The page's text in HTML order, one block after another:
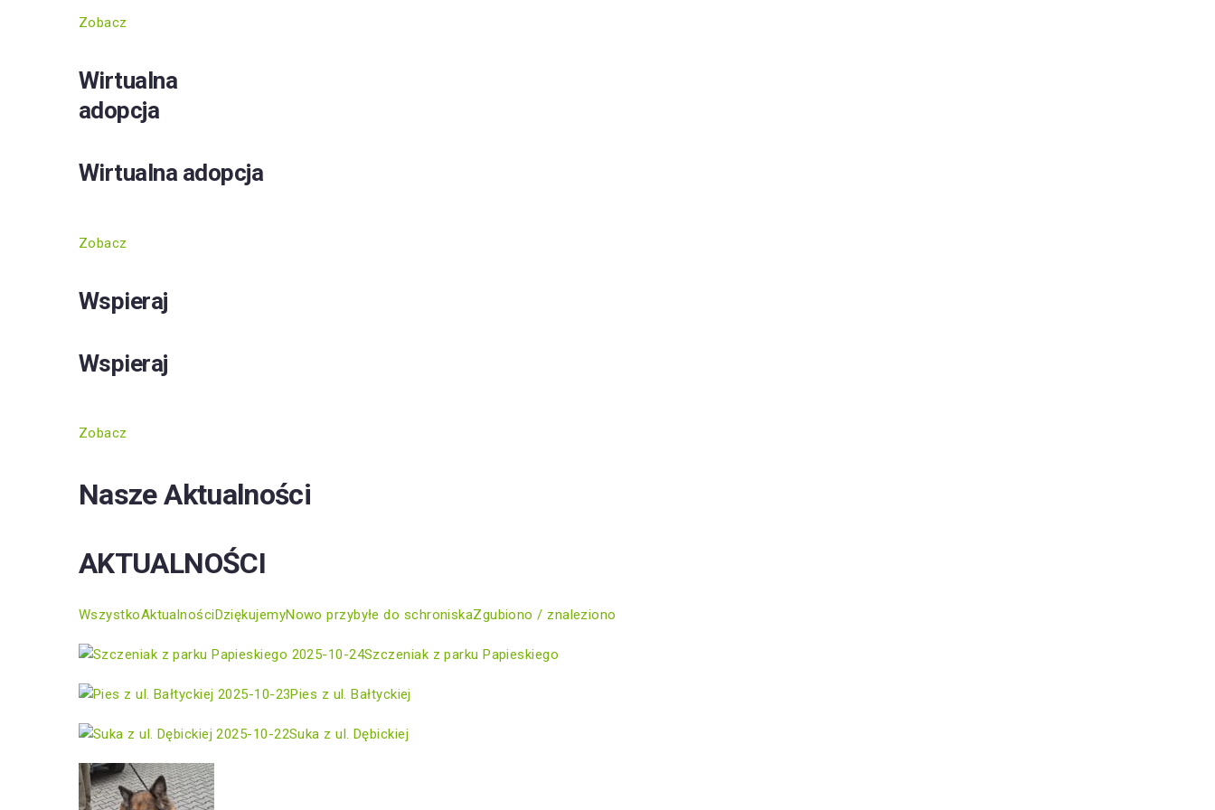
Zobacz
Wirtualna
adopcja
Wirtualna adopcja
Zobacz
Wspieraj
Wspieraj
Zobacz
Nasze Aktualności
AKTUALNOŚCI
WszystkoAktualnościDziękujemyNowo przybyłe do schroniskaZgubiono / znaleziono
2025-10-24Szczeniak z parku Papieskiego
2025-10-23Pies z ul. Bałtyckiej
2025-10-22Suka z ul. Dębickiej